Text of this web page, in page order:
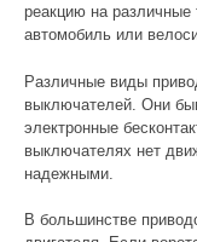
реакцию на различные
автомобиль или
Различные виды
выключателей. Они
электронные
выключателях нет
надежными.
В большинстве